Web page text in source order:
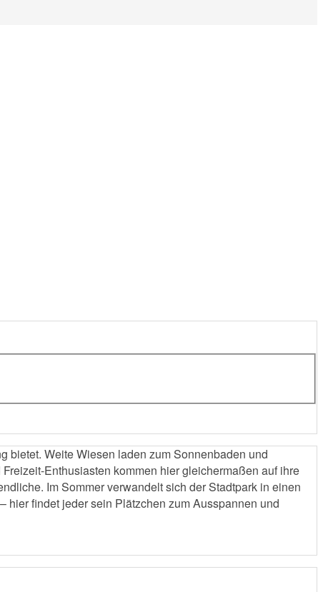
bietet. Weite Wiesen laden zum Sonnenbaden und
Enthusiasten kommen hier gleichermaßen auf ihre
Im Sommer verwandelt sich der Stadtpark in einen
hier findet jeder sein Plätzchen zum Ausspannen und